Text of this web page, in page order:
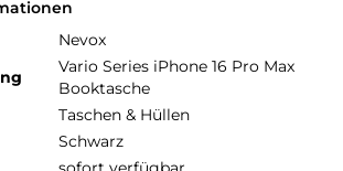
Nevox
Vario Series iPhone 16 Pro Max
Booktasche
Taschen & Hüllen
Schwarz